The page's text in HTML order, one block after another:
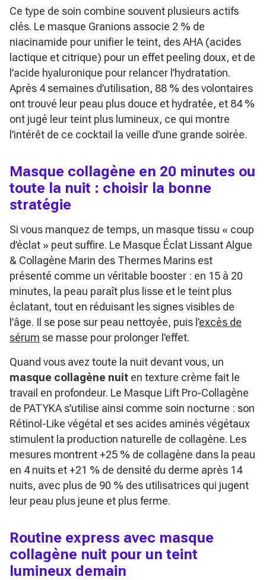
Ce type de soin combine souvent plusieurs actifs
clés. Le masque Granions associe 2 % de
niacinamide pour unifier le teint, des AHA (acides
lactique et citrique) pour un effet peeling doux, et de
l’acide hyaluronique pour relancer l’hydratation.
Après 4 semaines d’utilisation, 88 % des volontaires
ont trouvé leur peau plus douce et hydratée, et 84 %
ont jugé leur teint plus lumineux, ce qui montre
l’intérêt de ce cocktail la veille d’une grande soirée.
Masque collagène en 20 minutes ou
toute la nuit : choisir la bonne
stratégie
Si vous manquez de temps, un masque tissu « coup
d’éclat » peut suffire. Le Masque Éclat Lissant Algue
& Collagène Marin des Thermes Marins est
présenté comme un véritable booster : en 15 à 20
minutes, la peau paraît plus lisse et le teint plus
éclatant, tout en réduisant les signes visibles de
l’âge. Il se pose sur peau nettoyée, puis l’excès de
sérum se masse pour prolonger l’effet.
Quand vous avez toute la nuit devant vous, un
masque collagène nuit en texture crème fait le
travail en profondeur. Le Masque Lift Pro-Collagène
de PATYKA s’utilise ainsi comme soin nocturne : son
Rétinol-Like végétal et ses acides aminés végétaux
stimulent la production naturelle de collagène. Les
mesures montrent +25 % de collagène dans la peau
en 4 nuits et +21 % de densité du derme après 14
nuits, avec plus de 90 % des utilisatrices qui jugent
leur peau plus jeune et plus ferme.
Routine express avec masque
collagène nuit pour un teint
lumineux demain